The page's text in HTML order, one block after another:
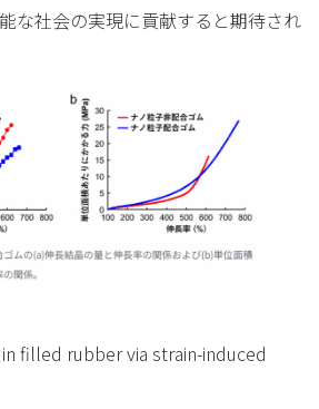
な社会の実現に貢献すると期待され
filled rubber via strain-induced